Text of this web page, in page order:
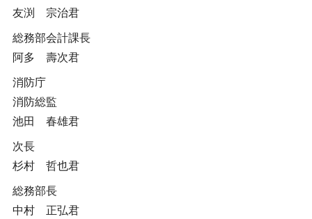
友渕 宗治君
総務部会計課長
阿多 壽次君
消防庁
消防総監
池田 春雄君
次長
杉村 哲也君
総務部長
中村 正弘君